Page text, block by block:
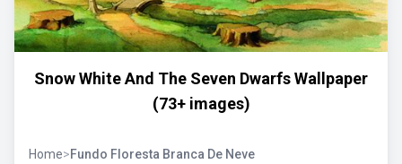
Snow White And The Seven Dwarfs Wallpaper
(73+ images)
Home>Fundo Floresta Branca De Neve